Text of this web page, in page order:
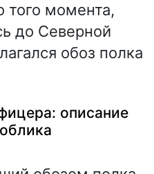
того момента,
до Северной
обоз полка
описание